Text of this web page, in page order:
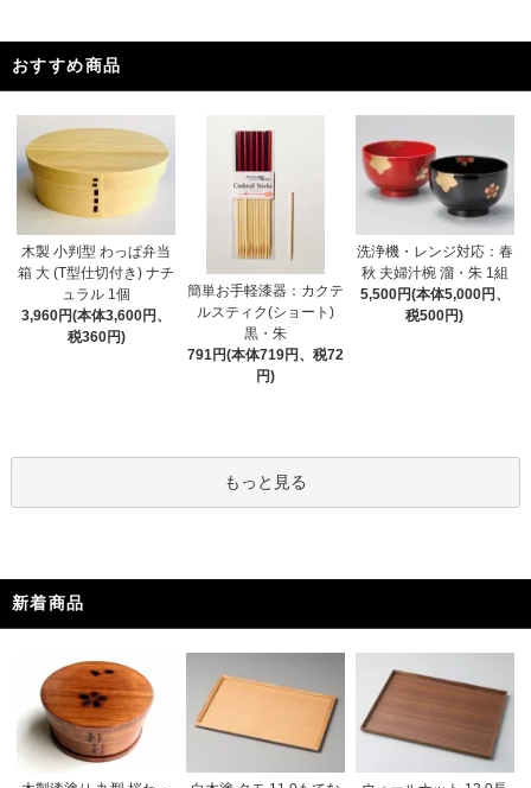
おすすめ商品
木製 小判型 わっぱ弁当
箱 大 (T型仕切付き) ナチ
ュラル 1個
3,960円(本体3,600円、
税360円)
簡単お手軽漆器：カクテ
ルスティク(ショート)
黒・朱
791円(本体719円、税72
円)
洗浄機・レンジ対応：春
秋 夫婦汁椀 溜・朱 1組
5,500円(本体5,000円、
税500円)
もっと見る
新着商品